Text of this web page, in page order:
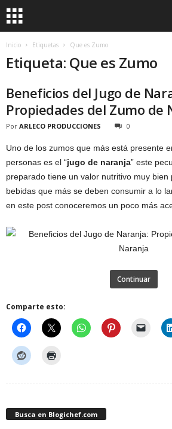
Inicio Etiquetas Que es Zumo
Etiqueta: Que es Zumo
Beneficios del Jugo de
Propiedades del Zumo de
Por ARLECO PRODUCCIONES 0
Uno de los zumos que más está presente
personas es el “jugo de naranja” este
preparado tiene un valor nutritivo muy bien
bebidas que más se deben consumir a lo
en este post conoceremos un poco más
Continuar
Comparte esto:
Busca en Blogichef.com